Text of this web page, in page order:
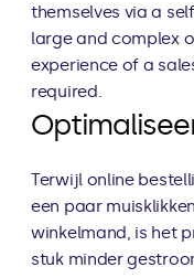
themselves via a
large and complex
experience of a
required.
Terwijl online
een paar
winkelmand, is het
stuk minder